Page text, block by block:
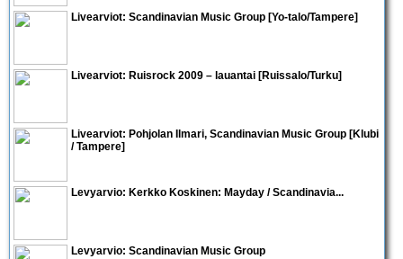
Livearviot: Scandinavian Music Group [Yo-talo/Tampere]
Livearviot: Ruisrock 2009 – lauantai [Ruissalo/Turku]
Livearviot: Pohjolan Ilmari, Scandinavian Music Group [Klubi
/ Tampere]
Levyarvio: Kerkko Koskinen: Mayday / Scandinavia...
Levyarvio: Scandinavian Music Group